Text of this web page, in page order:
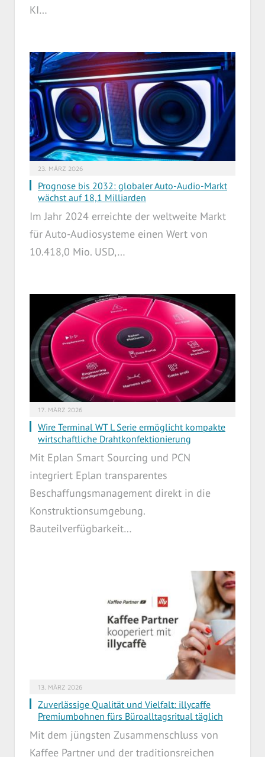
KI…
23. MÄRZ 2026
Prognose bis 2032: globaler Auto-Audio-Markt
wächst auf 18,1 Milliarden
Im Jahr 2024 erreichte der weltweite Markt
für Auto-Audiosysteme einen Wert von
10.418,0 Mio. USD,…
17. MÄRZ 2026
Wire Terminal WT L Serie ermöglicht kompakte
wirtschaftliche Drahtkonfektionierung
Mit Eplan Smart Sourcing und PCN
integriert Eplan transparentes
Beschaffungsmanagement direkt in die
Konstruktionsumgebung.
Bauteilverfügbarkeit…
13. MÄRZ 2026
Zuverlässige Qualität und Vielfalt: illycaffe
Premiumbohnen fürs Büroalltagsritual täglich
Mit dem jüngsten Zusammenschluss von
Kaffee Partner und der traditionsreichen